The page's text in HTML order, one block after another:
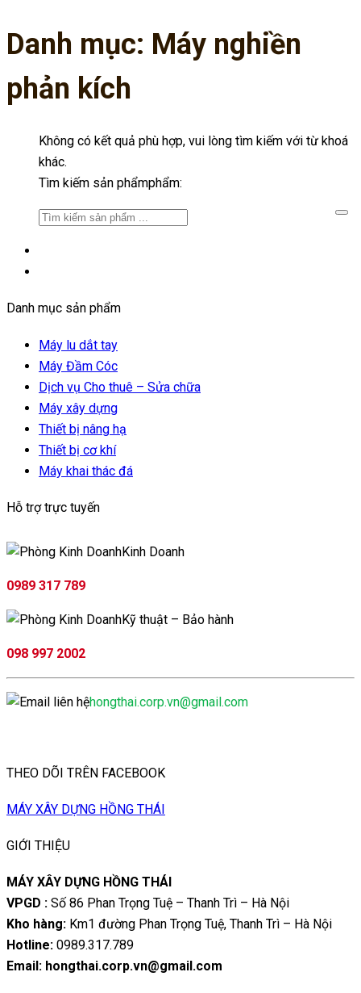
Danh mục: Máy nghiền
phản kích
Không có kết quả phù hợp, vui lòng tìm kiếm với từ khoá
khác.
Tìm kiếm sản phẩmphẩm:
Danh mục sản phẩm
Máy lu dắt tay
Máy Đầm Cóc
Dịch vụ Cho thuê – Sửa chữa
Máy xây dựng
Thiết bị nâng hạ
Thiết bị cơ khí
Máy khai thác đá
Hỗ trợ trực tuyến
Kinh Doanh
0989 317 789
Kỹ thuật – Bảo hành
098 997 2002
hongthai.corp.vn@gmail.com
THEO DÕI TRÊN FACEBOOK
MÁY XÂY DỰNG HỒNG THÁI
GIỚI THIỆU
MÁY XÂY DỰNG HỒNG THÁI
VPGD : Số 86 Phan Trọng Tuệ – Thanh Trì – Hà Nội
Kho hàng: Km1 đường Phan Trọng Tuệ, Thanh Trì – Hà Nội
Hotline: 0989.317.789
Email: hongthai.corp.vn@gmail.com